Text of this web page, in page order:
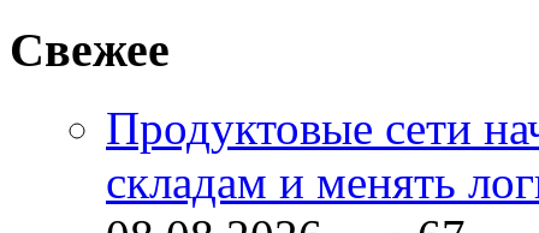
Свежее
Продуктовые сети
складам и менять